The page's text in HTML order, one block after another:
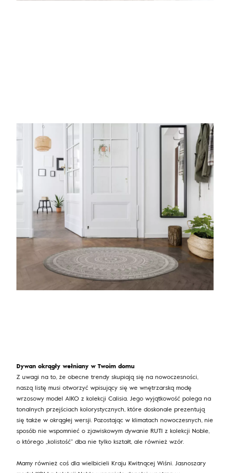
Dywan okrągły wełniany w Twoim domu
Z uwagi na to, że obecne trendy skupiają się na nowoczesności,
naszą listę musi otworzyć wpisujący się we wnętrzarską modę
wrzosowy model AIKO z kolekcji Calisia. Jego wyjątkowość polega na
tonalnych przejściach kolorystycznych, które doskonale prezentują
się także w okrągłej wersji. Pozostając w klimatach nowoczesnych, nie
sposób nie wspomnieć o zjawiskowym dywanie RUTI z kolekcji Noble,
o którego „kolistość” dba nie tylko kształt, ale również wzór.
Mamy również coś dla wielbicieli Kraju Kwitnącej Wiśni. Jasnoszary